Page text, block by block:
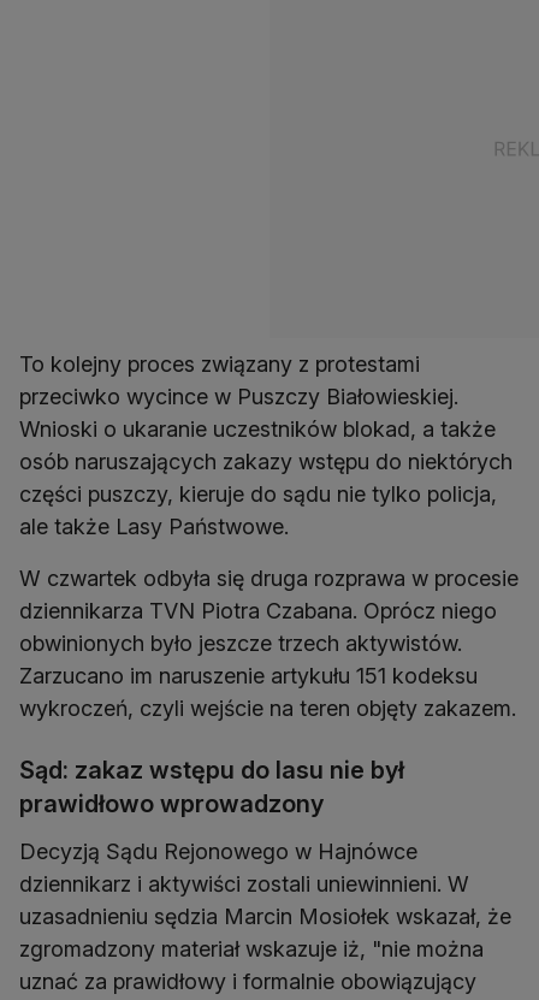
To kolejny proces związany z protestami
przeciwko wycince w Puszczy Białowieskiej.
Wnioski o ukaranie uczestników blokad, a także
osób naruszających zakazy wstępu do niektórych
części puszczy, kieruje do sądu nie tylko policja,
ale także Lasy Państwowe.
W czwartek odbyła się druga rozprawa w procesie
dziennikarza TVN Piotra Czabana. Oprócz niego
obwinionych było jeszcze trzech aktywistów.
Zarzucano im naruszenie artykułu 151 kodeksu
wykroczeń, czyli wejście na teren objęty zakazem.
Sąd: zakaz wstępu do lasu nie był
prawidłowo wprowadzony
Decyzją Sądu Rejonowego w Hajnówce
dziennikarz i aktywiści zostali uniewinnieni. W
uzasadnieniu sędzia Marcin Mosiołek wskazał, że
zgromadzony materiał wskazuje iż, "nie można
uznać za prawidłowy i formalnie obowiązujący